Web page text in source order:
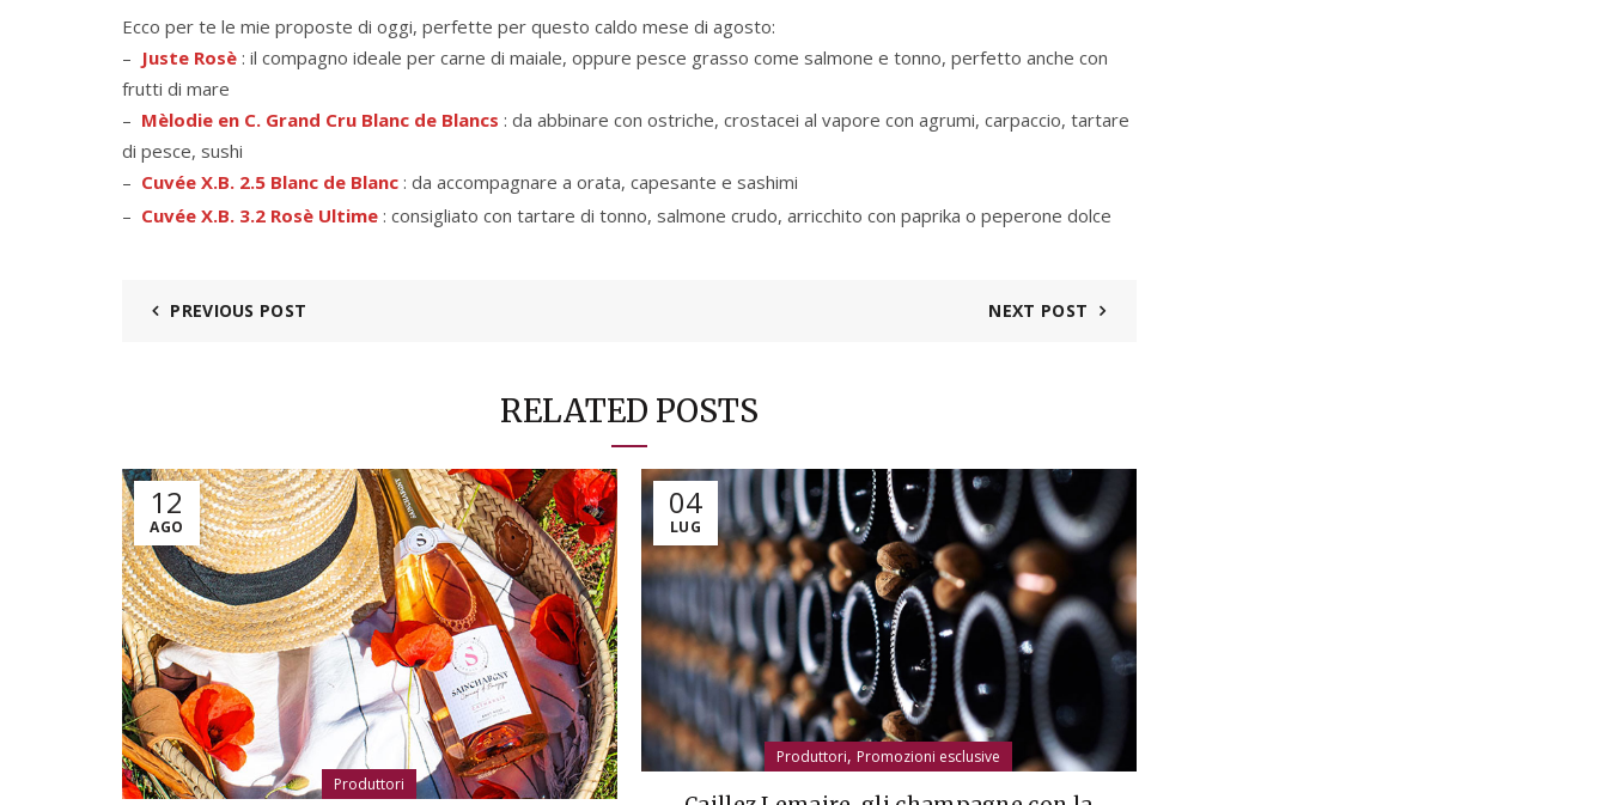
Ecco per te le mie proposte di oggi, perfette per questo caldo mese di agosto:
– Juste Rosè : il compagno ideale per carne di maiale, oppure pesce grasso come salmone e tonno, perfetto anche con
frutti di mare
– Mèlodie en C. Grand Cru Blanc de Blancs : da abbinare con ostriche, crostacei al vapore con agrumi, carpaccio, tartare
di pesce, sushi
– Cuvée X.B. 2.5 Blanc de Blanc : da accompagnare a orata, capesante e sashimi
– Cuvée X.B. 3.2 Rosè Ultime : consigliato con tartare di tonno, salmone crudo, arricchito con paprika o peperone dolce
PREVIOUS POST NEXT POST
RELATED POSTS
12
AGO
Produttori
04
LUG
Produttori, Promozioni esclusive